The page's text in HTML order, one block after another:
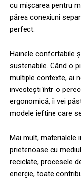
cu mișcarea pentru
părea conexiuni
perfect.
Hainele confortabile
sustenabile. Când o
multiple contexte, ai
investești într-o
ergonomică, îi vei
modele ieftine care
Mai mult, materialele
prietenoase cu
reciclate, procesele
energie, toate